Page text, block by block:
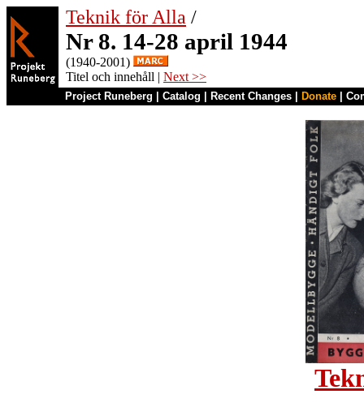
Teknik för Alla /
Nr 8. 14-28 april 1944
(1940-2001)
Titel och innehåll | Next >>
Project Runeberg Catalog Recent Changes Donate